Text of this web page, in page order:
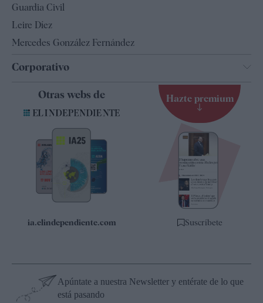
Guardia Civil
Leire Díez
Mercedes González Fernández
Corporativo
Contacto
Quiénes somos
Especificaciones
Otras webs de
ia.elindependiente.com
Hazte premium
Suscríbete
Apúntate a nuestra Newsletter y entérate de lo que
está pasando